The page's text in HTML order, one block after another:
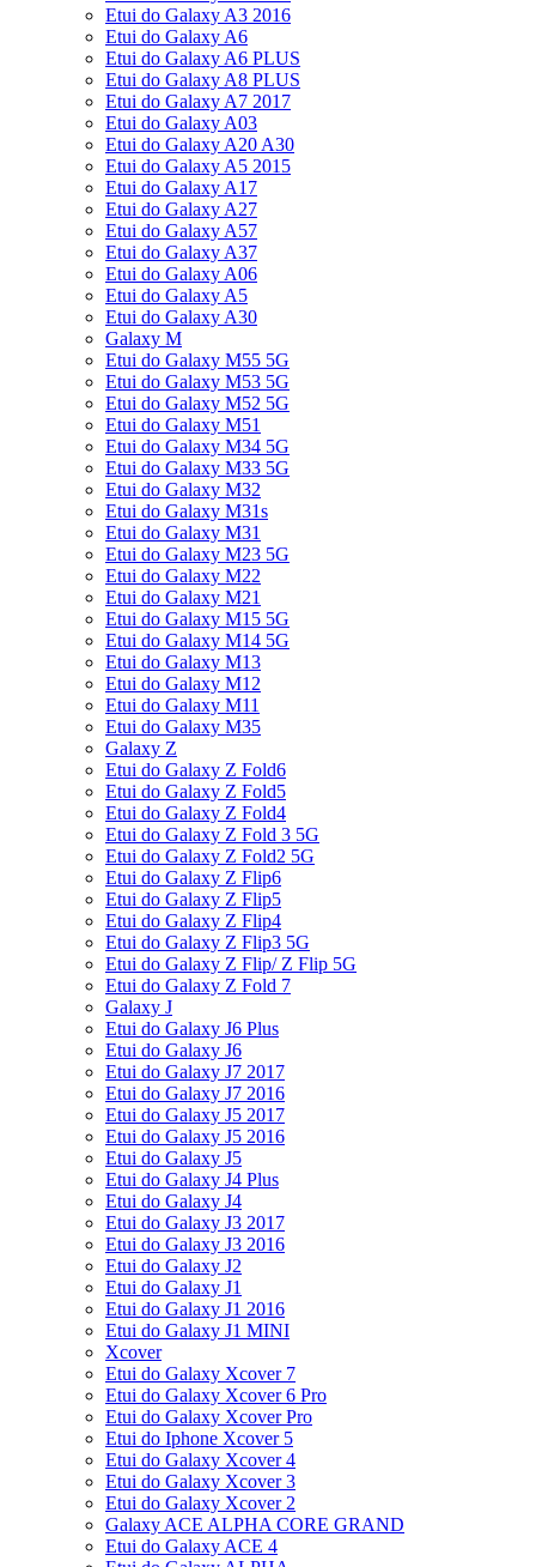
Etui do Galaxy A3 2016
Etui do Galaxy A6
Etui do Galaxy A6 PLUS
Etui do Galaxy A8 PLUS
Etui do Galaxy A7 2017
Etui do Galaxy A03
Etui do Galaxy A20 A30
Etui do Galaxy A5 2015
Etui do Galaxy A17
Etui do Galaxy A27
Etui do Galaxy A57
Etui do Galaxy A37
Etui do Galaxy A06
Etui do Galaxy A5
Etui do Galaxy A30
Galaxy M
Etui do Galaxy M55 5G
Etui do Galaxy M53 5G
Etui do Galaxy M52 5G
Etui do Galaxy M51
Etui do Galaxy M34 5G
Etui do Galaxy M33 5G
Etui do Galaxy M32
Etui do Galaxy M31s
Etui do Galaxy M31
Etui do Galaxy M23 5G
Etui do Galaxy M22
Etui do Galaxy M21
Etui do Galaxy M15 5G
Etui do Galaxy M14 5G
Etui do Galaxy M13
Etui do Galaxy M12
Etui do Galaxy M11
Etui do Galaxy M35
Galaxy Z
Etui do Galaxy Z Fold6
Etui do Galaxy Z Fold5
Etui do Galaxy Z Fold4
Etui do Galaxy Z Fold 3 5G
Etui do Galaxy Z Fold2 5G
Etui do Galaxy Z Flip6
Etui do Galaxy Z Flip5
Etui do Galaxy Z Flip4
Etui do Galaxy Z Flip3 5G
Etui do Galaxy Z Flip/ Z Flip 5G
Etui do Galaxy Z Fold 7
Galaxy J
Etui do Galaxy J6 Plus
Etui do Galaxy J6
Etui do Galaxy J7 2017
Etui do Galaxy J7 2016
Etui do Galaxy J5 2017
Etui do Galaxy J5 2016
Etui do Galaxy J5
Etui do Galaxy J4 Plus
Etui do Galaxy J4
Etui do Galaxy J3 2017
Etui do Galaxy J3 2016
Etui do Galaxy J2
Etui do Galaxy J1
Etui do Galaxy J1 2016
Etui do Galaxy J1 MINI
Xcover
Etui do Galaxy Xcover 7
Etui do Galaxy Xcover 6 Pro
Etui do Galaxy Xcover Pro
Etui do Iphone Xcover 5
Etui do Galaxy Xcover 4
Etui do Galaxy Xcover 3
Etui do Galaxy Xcover 2
Galaxy ACE ALPHA CORE GRAND
Etui do Galaxy ACE 4